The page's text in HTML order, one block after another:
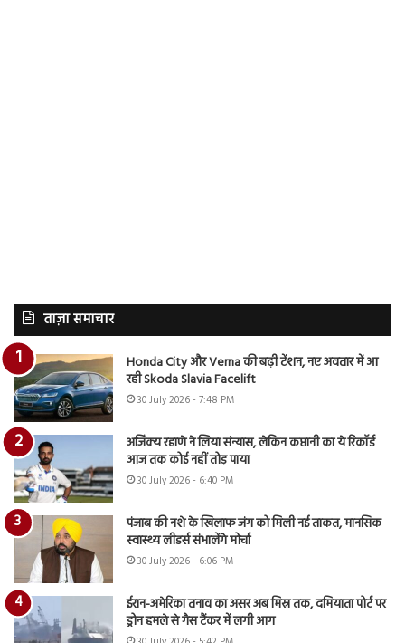
ताज़ा समाचार
Honda City और Verna की बढ़ी टेंशन, नए अवतार में आ
रही Skoda Slavia Facelift
30 July 2026 - 7:48 PM
अजिंक्य रहाणे ने लिया संन्यास, लेकिन कप्तानी का ये रिकॉर्ड
आज तक कोई नहीं तोड़ पाया
30 July 2026 - 6:40 PM
पंजाब की नशे के खिलाफ जंग को मिली नई ताकत, मानसिक
स्वास्थ्य लीडर्स संभालेंगे मोर्चा
30 July 2026 - 6:06 PM
ईरान-अमेरिका तनाव का असर अब मिस्र तक, दमियाता पोर्ट पर
ड्रोन हमले से गैस टैंकर में लगी आग